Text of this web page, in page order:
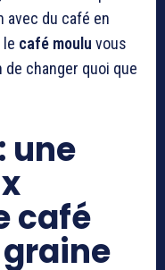
avec du café en
café moulu vous
de changer quoi que
une
café